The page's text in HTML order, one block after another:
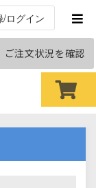
ログイン
ご注文状況を確認